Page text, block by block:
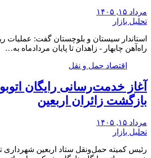
مرداد ۱۵, ۱۴۰۵
تحلیل بازار
استاندار سیستان و بلوچستان گفت: عملیات
راه‌آهن چابهار - زاهدان تا پایان مردادماه به…
اقتصاد حمل و نقل
آغاز خدمت‌رسانی رایگان
بازگشت زائران اربعین
مرداد ۱۵, ۱۴۰۵
تحلیل بازار
رئیس کمیته حمل‌ونقل ستاد اربعین شهرداری